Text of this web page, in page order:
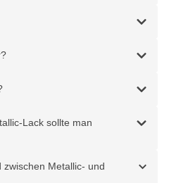
Lack sollte man
zwischen Metallic- und